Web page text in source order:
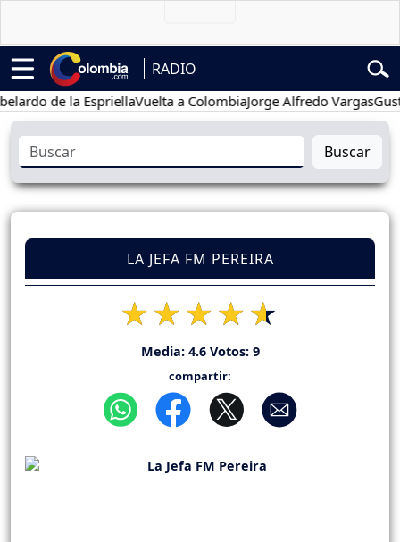
RADIO
de la EspriellaVuelta a ColombiaJorge Alfredo VargasGustavo
Buscar
LA JEFA FM PEREIRA
Media: 4.6Votos: 9
compartir: